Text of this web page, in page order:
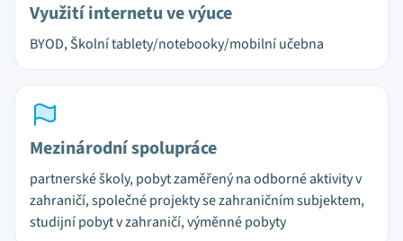
Využití internetu ve výuce
BYOD, Školní tablety/notebooky/mobilní učebna
Mezinárodní spolupráce
partnerské školy, pobyt zaměřený na odborné aktivity v
zahraničí, společné projekty se zahraničním subjektem,
studijní pobyt v zahraničí, výměnné pobyty